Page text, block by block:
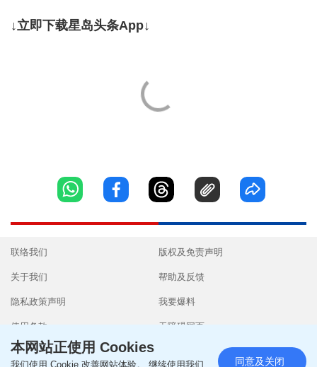
↓立即下载星岛头条App↓
联络我们
关于我们
隐私政策声明
使用条款
版权及免责声明
帮助及反馈
我要爆料
无障碍网页
本网站正使用 Cookies
我们使用 Cookie 改善网站体验。 继续使用我们 同意及关闭